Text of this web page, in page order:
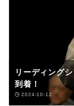
リーディング
到着！
2024-10-12